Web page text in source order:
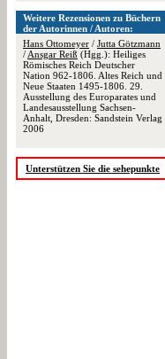
Weitere Rezensionen zu Büchern
der Autorinnen / Autoren:
Hans Ottomeyer / Jutta Götzmann
/ Ansgar Reiß (Hgg.): Heiliges
Römisches Reich Deutscher
Nation 962-1806. Altes Reich und
Neue Staaten 1495-1806. 29.
Ausstellung des Europarates und
Landesausstellung Sachsen-
Anhalt, Dresden: Sandstein Verlag
2006
Unterstützen Sie die sehepunkte